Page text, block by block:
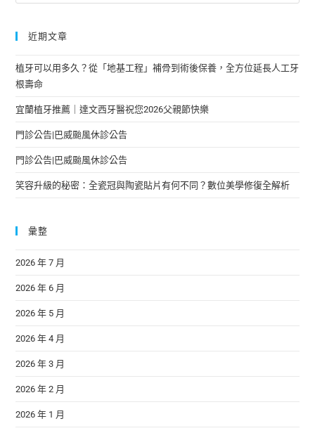
近期文章
植牙可以用多久？從「地基工程」補骨到術後保養，全方位延長人工牙
根壽命
宜蘭植牙推薦｜達文西牙醫祝您2026父親節快樂
門診公告|巴威颱風休診公告
門診公告|巴威颱風休診公告
笑容升級的秘密：全瓷冠與陶瓷貼片有何不同？數位美學修復全解析
彙整
2026 年 7 月
2026 年 6 月
2026 年 5 月
2026 年 4 月
2026 年 3 月
2026 年 2 月
2026 年 1 月